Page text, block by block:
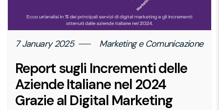
7 January 2025 Marketing e Comunicazione
Report sugli Incrementi delle
Aziende Italiane nel 2024
Grazie al Digital Marketing